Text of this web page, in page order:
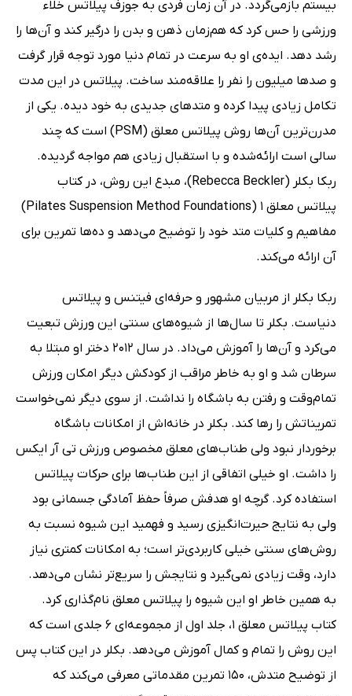
بیستم بازمی‌گردد. در آن زمان فردی به جوزف پیلاتس خلاء
ورزشی را حس کرد که هم‌زمان ذهن و بدن را درگیر کند و آن‌ها را
رشد دهد. ایده‌ی او به سرعت در تمام دنیا مورد توجه قرار گرفت
و صدها میلیون را نفر را علاقه‌مند ساخت. پیلاتس در این مدت
تکامل زیادی پیدا کرده و متدهای جدیدی به خود دیده. یکی از
مدرن‌ترین آن‌ها روش پیلاتس معلق (PSM) است که چند
سالی است ارائه‌شده و با استقبال زیادی هم مواجه گردیده.
ربکا بکلر (Rebecca Beckler)، مبدع این روش، در کتاب
پیلاتس معلق 1 (Pilates Suspension Method Foundations)
مفاهیم و کلیات متد خود را توضیح می‌دهد و ده‌ها تمرین برای
آن ارائه می‌کند.
ربکا بکلر از مربیان مشهور و حرفه‌ای فیتنس و پیلاتس
دنیاست. بکلر تا سال‌ها از شیوه‌های سنتی این ورزش تبعیت
می‌کرد و آن‌ها را آموزش می‌داد. در سال 2012 دختر او مبتلا به
سرطان شد و او به خاطر مراقب از کودکش دیگر امکان ورزش
تمام‌وقت و رفتن به باشگاه را نداشت. از سوی دیگر نمی‌خواست
تمریناتش را رها کند. بکلر در خانه‌اش از امکانات باشگاه
برخوردار نبود ولی طناب‌های معلق مخصوص ورزش تی آر ایکس
را داشت. او خیلی اتفاقی از این طناب‌ها برای حرکات پیلاتس
استفاده کرد. گرچه او هدفش صرفاً حفظ آمادگی جسمانی بود
ولی به نتایج حیرت‌انگیزی رسید و فهمید این شیوه نسبت به
روش‌های سنتی خیلی کاربردی‌تر است؛ به امکانات کمتری نیاز
دارد، وقت زیادی نمی‌گیرد و نتایجش را سریع‌تر نشان می‌دهد.
به همین خاطر او این شیوه را پیلاتس معلق نام‌گذاری کرد.
کتاب پیلاتس معلق 1، جلد اول از مجموعه‌ای 6 جلدی است که
این روش را تمام و کمال آموزش می‌دهد. بکلر در این کتاب پس
از توضیح متدش، 150 تمرین مقدماتی معرفی می‌کند که